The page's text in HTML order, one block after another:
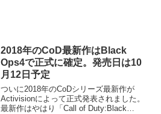
2018年のCoD最新作はBlack
Ops4で正式に確定。発売日は10
月12日予定
ついに2018年のCoDシリーズ最新作が
Activisionによって正式発表されました。
最新作はやはり「Call of Duty:Black